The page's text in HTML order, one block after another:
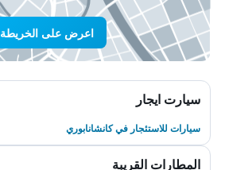
اعرض على الخريطة
سيارت ايجار
سيارات للاستئجار في كانشانابوري
المطارات القريبة